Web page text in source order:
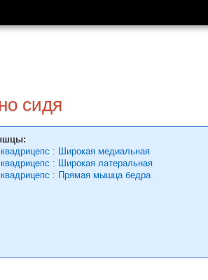
сидя
: Широкая медиальная
: Широкая латеральная
: Прямая мышца бедра